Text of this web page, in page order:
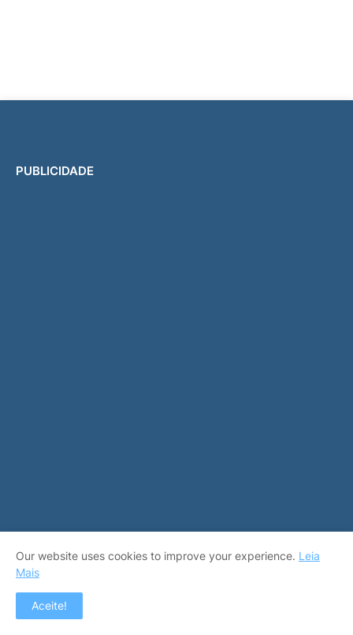
PUBLICIDADE
REPÓRTER INVESTIGATIVO: FRANCISCO FIGUEIREDO
Our website uses cookies to improve your experience. Leia
Mais
Aceite!